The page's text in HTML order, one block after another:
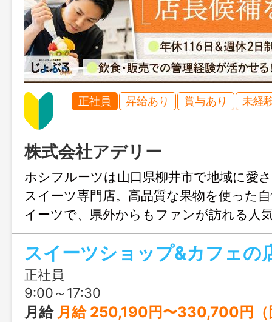
正社員 昇給あり 賞与あり 未経
株式会社アデリー
ホシフルーツは山口県柳井市で地域に愛
スイーツ専門店。高品質な果物を使った
イーツで、県外からもファンが訪れる人
補として、接客だけでなく売上管理やス
店舗運営全般に携わり、マネジメント経
収380万円～、年間休日116日で安定した
◎
スイーツショップ&カフェの
正社員
9:00～17:30
月給 月給 250,190円〜330,700円（固定